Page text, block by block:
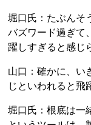
堀口氏：たぶんそ
バズワード過ぎて
躍しすぎると感じ
山口：確かに、い
じといわれると
堀口氏：根底は一